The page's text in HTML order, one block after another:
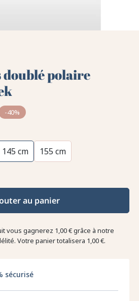
polaire
-40%
145 cm 155 cm
au panier
vous gagnerez 1,00 €grâce à notre
Votre panier totalisera 1,00 €.
sécurisé